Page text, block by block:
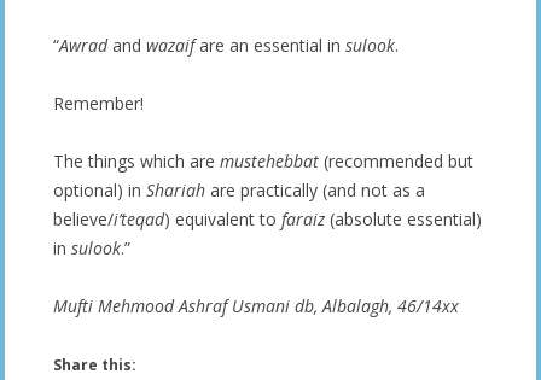
“Awradand wazaifare an essential in sulook.
Remember!
The things which are mustehebbat (recommended but
optional) in Shariah are practically (and not as a
believe/i’teqad) equivalent to faraiz (absolute essential)
in sulook.”
Mufti Mehmood Ashraf Usmani db, Albalagh, 46/14xx
Share this: